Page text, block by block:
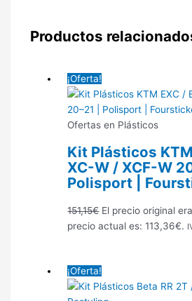
Productos
¡Oferta!
Ofertas en Plásticos
Kit Plásticos
XC-W / XCF-W
Polisport |
151,15€ El precio original
precio actual es: 113,36€.
¡Oferta!